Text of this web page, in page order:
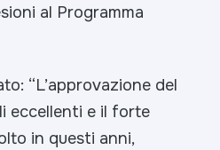
al Programma
“L’approvazione del
eccellenti e il forte
in questi anni,